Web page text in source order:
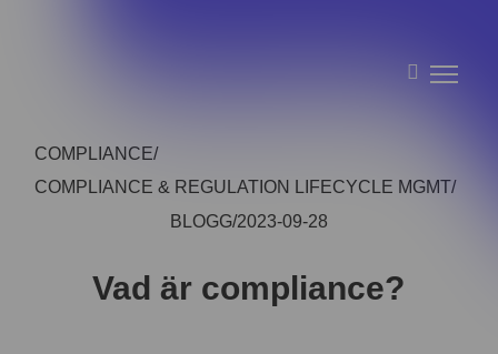
2023-09-28
BLOGG
COMPLIANCE
COMPLIANCE & REGULATION LIFECYCLE MGMT
Vad är compliance?